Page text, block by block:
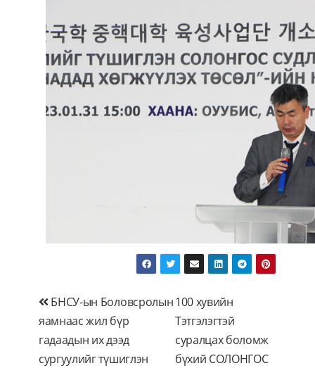
100 хувийн
Тэтгэлэгтэй
суралцах боломж
бүхий СОЛОНГОС
БНСУ-ын Боловсролын
яамнаас жил бүр
гадаадын их дээд
сургуулийг түшиглэн